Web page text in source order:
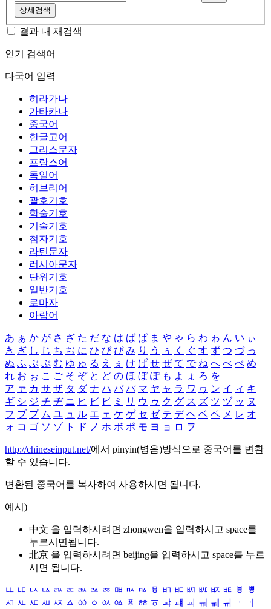
상세검색
결과 내 재검색
인기 검색어
다국어 입력
히라가나
가타카나
중국어
한글고어
그리스문자
프랑스어
독일어
히브리어
괄호기호
학술기호
기술기호
첨자기호
라틴문자
러시아문자
단위기호
일반기호
로마자
아랍어
あ ぁ か が さ ざ た だ な は ば ぱ ま や ゃ ら わ ゎ ん い ぃ
き ぎ し じ ち ぢ に ひ び ぴ み り う ぅ く ぐ す ず つ づ っ
ぬ ふ ぶ ぷ む ゆ ゅ る え ぇ け げ せ ぜ て で ね へ べ ぺ め
れ お ぉ こ ご そ ぞ と ど の ほ ぼ ぽ も よ ょ ろ を
ア ァ カ サ ザ タ ダ ナ ハ バ パ マ ヤ ャ ラ ワ ヮ ン イ ィ キ
ギ シ ジ チ ヂ ニ ヒ ビ ピ ミ リ ウ ゥ ク グ ス ズ ツ ヅ ッ ヌ
フ ブ プ ム ユ ュ ル エ ェ ケ ゲ セ ゼ テ デ ヘ ベ ペ メ レ オ
ォ コ ゴ ソ ゾ ト ド ノ ホ ボ ポ モ ヨ ョ ロ ヲ ―
http://chineseinput.net/에서 pinyin(병음)방식으로 중국어를 변환
할 수 있습니다.
변환된 중국어를 복사하여 사용하시면 됩니다.
예시)
中文 을 입력하시려면 zhongwen을 입력하시고 space를
누르시면됩니다.
北京 을 입력하시려면 beijing을 입력하시고 space를 누르
시면 됩니다.
ㅥ ㅦ ㅧ ㅨ ㅩ ㅪ ㅫ ㅬ ㅭ ㅮ ㅯ ㅰ ㅱ ㅲ ㅳ ㅴ ㅵ ㅶ ㅷ ㅸ
ㅹ
ㅺ ㅻ ㅼ ㅽ ㅾ ㅿ ㆀ ㆁ ㆂ ㆃ ㆄ ㆅ ㆆ ㆇ ㆈ ㆉ ㆊ ㆋ ㆌ ㆍ
ㆎ